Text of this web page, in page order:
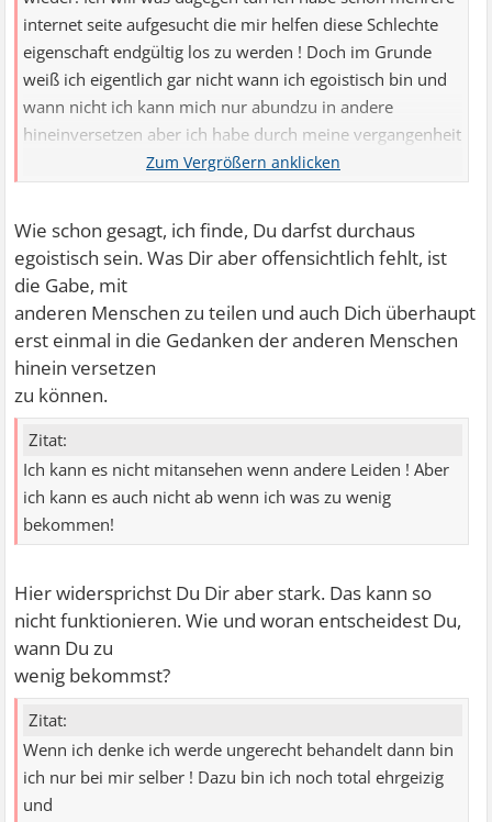
internet seite aufgesucht die mir helfen diese Schlechte
eigenschaft endgültig los zu werden ! Doch im Grunde
weiß ich eigentlich gar nicht wann ich egoistisch bin und
wann nicht ich kann mich nur abundzu in andere
hineinversetzen aber ich habe durch meine vergangenheit
ein sehr schlimmer gerechtigkeits sinn !
Wie schon gesagt, ich finde, Du darfst durchaus
egoistisch sein. Was Dir aber offensichtlich fehlt, ist
die Gabe, mit
anderen Menschen zu teilen und auch Dich überhaupt
erst einmal in die Gedanken der anderen Menschen
hinein versetzen
zu können.
Zitat:
Ich kann es nicht mitansehen wenn andere Leiden ! Aber
ich kann es auch nicht ab wenn ich was zu wenig
bekommen!
Hier widersprichst Du Dir aber stark. Das kann so
nicht funktionieren. Wie und woran entscheidest Du,
wann Du zu
wenig bekommst?
Zitat:
Wenn ich denke ich werde ungerecht behandelt dann bin
ich nur bei mir selber ! Dazu bin ich noch total ehrgeizig
und